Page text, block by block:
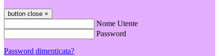
button close ×
Nome Utente
Password
Password dimenticata?